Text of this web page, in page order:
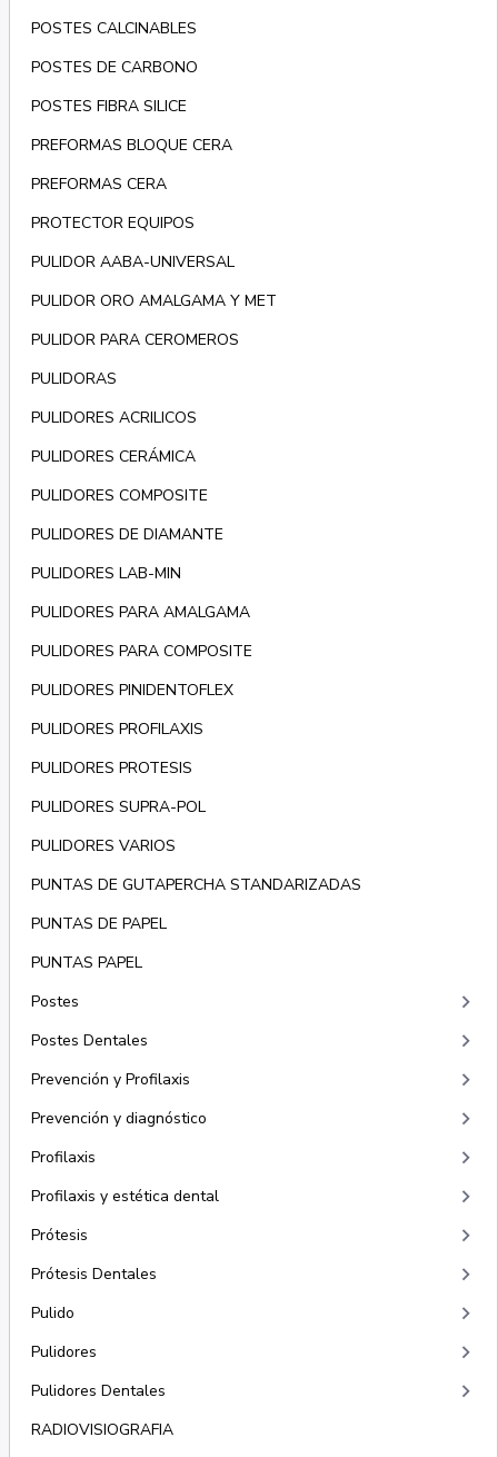
POSTES CALCINABLES
POSTES DE CARBONO
POSTES FIBRA SILICE
PREFORMAS BLOQUE CERA
PREFORMAS CERA
PROTECTOR EQUIPOS
PULIDOR AABA-UNIVERSAL
PULIDOR ORO AMALGAMA Y MET
PULIDOR PARA CEROMEROS
PULIDORAS
PULIDORES ACRILICOS
PULIDORES CERÁMICA
PULIDORES COMPOSITE
PULIDORES DE DIAMANTE
PULIDORES LAB-MIN
PULIDORES PARA AMALGAMA
PULIDORES PARA COMPOSITE
PULIDORES PINIDENTOFLEX
PULIDORES PROFILAXIS
PULIDORES PROTESIS
PULIDORES SUPRA-POL
PULIDORES VARIOS
PUNTAS DE GUTAPERCHA STANDARIZADAS
PUNTAS DE PAPEL
PUNTAS PAPEL
Postes
keyboard_arrow_right
Postes Dentales keyboard_arrow_right
Prevención y Profilaxis keyboard_arrow_right
Prevención y diagnóstico keyboard_arrow_right
Profilaxis keyboard_arrow_right
Profilaxis y estética dental keyboard_arrow_right
Prótesis keyboard_arrow_right
Prótesis Dentales keyboard_arrow_right
Pulido keyboard_arrow_right
Pulidores keyboard_arrow_right
Pulidores Dentales keyboard_arrow_right
RADIOVISIOGRAFIA